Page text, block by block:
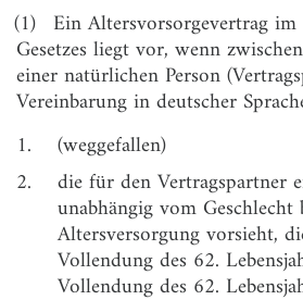
§ 1
Begriffsbestimmungen zum
§ 2
Begriffsbestimmungen zum
§ 2a
Kostenstruktur
§ 3
Zertifizierungsstelle, Aufgaben
§ 3a
Produktinformationsstelle
Antrag,
Ergänzungsanzeigen,
(1) Ein Altersvorsorgevertrag im
Gesetzes liegt vor, wenn
einer natürlichen Person
Vereinbarung in deutscher
1.
(weggefallen)
2.
die für den Vertragspartner
unabhängig vom Geschlecht
Altersversorgung vorsieht,
Vollendung des 62.
Vollendung des 62.